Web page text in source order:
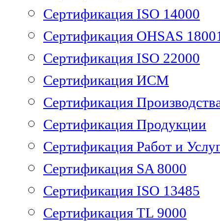
Сертификация ISO 14000
Сертификация OHSAS
Сертификация ISO 22000
Сертификация ИСМ
Сертификация
Сертификация Продукции
Сертификация Работ и
Сертификация SA 8000
Сертификация ISO 13485
Сертификация TL 9000